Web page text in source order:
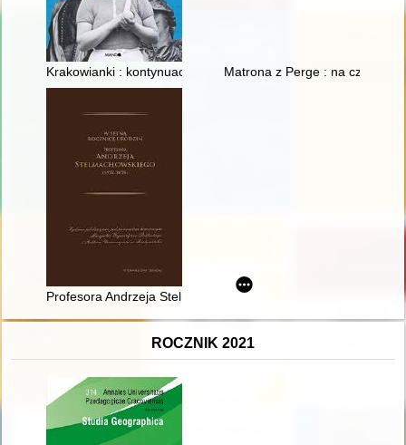
Krakowianki : kontynuacja : herstoryczne portrety niezwykłych
Matrona z Perge : na czele
Profesora Andrzeja Stelmachowskiego koncepcja prawa
ROCZNIK 2021